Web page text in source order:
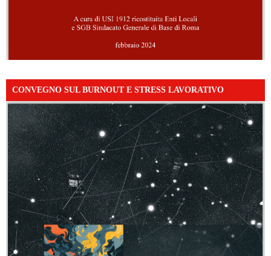
CONVEGNO SUL BURNOUT E STRESS LAVORATIVO